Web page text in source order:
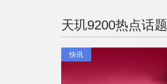
天玑9200热点话题
快讯